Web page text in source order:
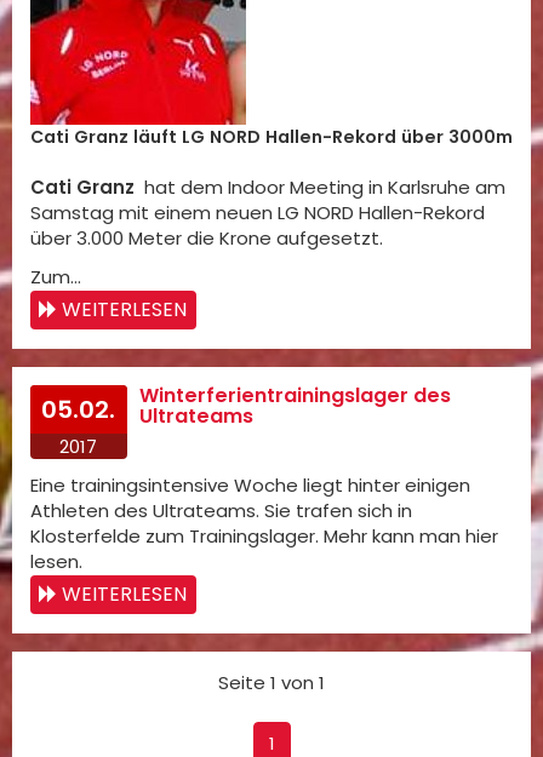
Cati Granz läuft LG NORD Hallen-Rekord über 3000m
Cati Granz hat dem Indoor Meeting in Karlsruhe am
Samstag mit einem neuen LG NORD Hallen-Rekord
über 3.000 Meter die Krone aufgesetzt.
Zum…
WEITERLESEN
05.02.
2017
Winterferientrainingslager des
Ultrateams
Eine trainingsintensive Woche liegt hinter einigen
Athleten des Ultrateams. Sie trafen sich in
Klosterfelde zum Trainingslager. Mehr kann man hier
lesen.
WEITERLESEN
Seite 1 von 1
1